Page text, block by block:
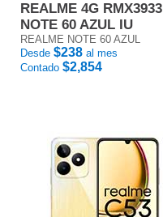
REALME 4G RMX3933
NOTE 60 AZUL IU
REALME NOTE 60 AZUL
Desde $238 al mes
Contado $2,854